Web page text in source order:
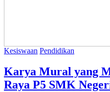
Kesiswaan Pendidikan
Karya Mural yang
Raya P5 SMK